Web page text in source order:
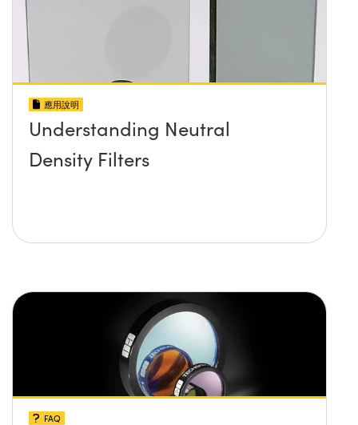
應用說明
Understanding Neutral
Density Filters
FAQ